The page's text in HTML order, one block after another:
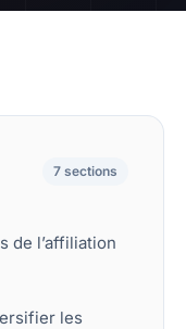
7 sections
de l’affiliation
les